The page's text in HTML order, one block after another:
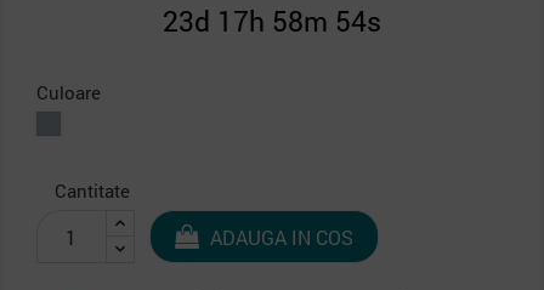
23d 17h 58m 54s
Culoare
Cantitate
ADAUGA IN COS